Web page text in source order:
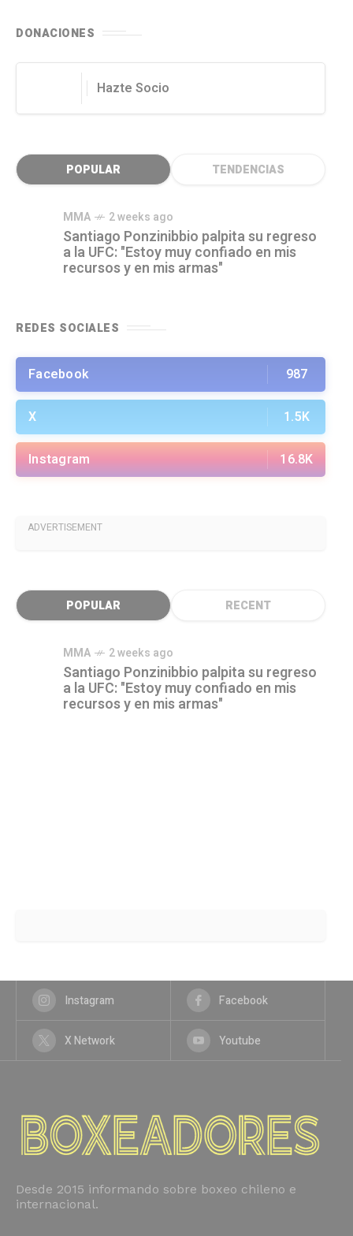
DONACIONES
Hazte Socio
POPULAR TENDENCIAS
MMA 2 weeks ago
Santiago Ponzinibbio palpita su regreso
a la UFC: "Estoy muy confiado en mis
recursos y en mis armas"
REDES SOCIALES
Facebook 987
X 1.5K
Instagram 16.8K
ADVERTISEMENT
POPULAR RECENT
MMA 2 weeks ago
Santiago Ponzinibbio palpita su regreso
a la UFC: "Estoy muy confiado en mis
recursos y en mis armas"
Instagram Facebook
X Network Youtube
Desde 2015 informando sobre boxeo chileno e
internacional.